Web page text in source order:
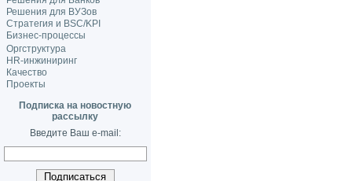
Решения для ВУЗов
Стратегия и BSC/KPI
Бизнес-процессы
Оргструктура
HR-инжиниринг
Качество
Проекты
Подписка на новостную
рассылку
Введите Ваш e-mail: